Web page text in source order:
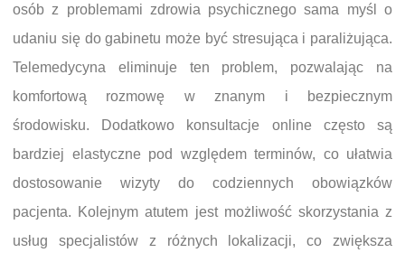
osób z problemami zdrowia psychicznego sama myśl o
udaniu się do gabinetu może być stresująca i paraliżująca.
Telemedycyna eliminuje ten problem, pozwalając na
komfortową rozmowę w znanym i bezpiecznym
środowisku. Dodatkowo konsultacje online często są
bardziej elastyczne pod względem terminów, co ułatwia
dostosowanie wizyty do codziennych obowiązków
pacjenta. Kolejnym atutem jest możliwość skorzystania z
usług specjalistów z różnych lokalizacji, co zwiększa